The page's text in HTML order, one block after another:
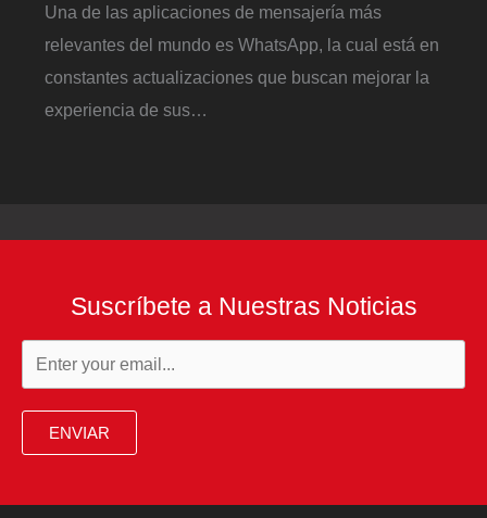
Una de las aplicaciones de mensajería más
relevantes del mundo es WhatsApp, la cual está en
constantes actualizaciones que buscan mejorar la
experiencia de sus…
Suscríbete a Nuestras Noticias
ENVIAR